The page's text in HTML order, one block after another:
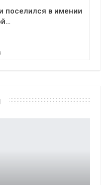
поселился в имении